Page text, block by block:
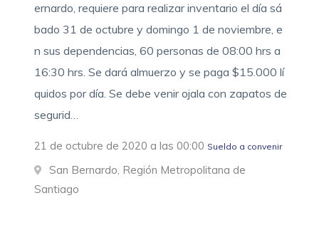
ernardo, requiere para realizar inventario el día sá
bado 31 de octubre y domingo 1 de noviembre, e
n sus dependencias, 60 personas de 08:00 hrs a
16:30 hrs. Se dará almuerzo y se paga $15.000 lí
quidos por día. Se debe venir ojala con zapatos de
segurid…
21 de octubre de 2020 a las 00:00 Sueldo a convenir
San Bernardo, Región Metropolitana de
Santiago